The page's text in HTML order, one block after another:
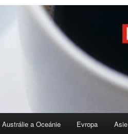
Austrálie a Oceánie Evropa Asie